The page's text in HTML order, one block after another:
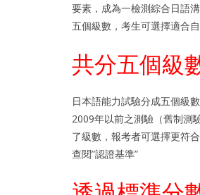
要素，成為一檢測綜合日語
五個級數，考生可選擇適合自
共分五個級
日本語能力試驗分成五個級
2009年以前之測驗（舊制測
了級數，報考者可選擇更符
查閱”認證基準”